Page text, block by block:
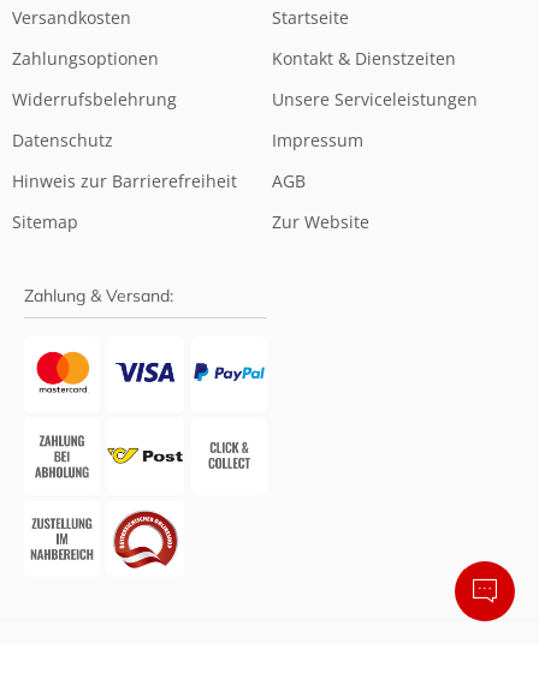
Versandkosten
Zahlungsoptionen
Widerrufsbelehrung
Datenschutz
Hinweis zur Barrierefreiheit
Sitemap
Startseite
Kontakt & Dienstzeiten
Unsere Serviceleistungen
Impressum
AGB
Zur Website
Zahlung & Versand: